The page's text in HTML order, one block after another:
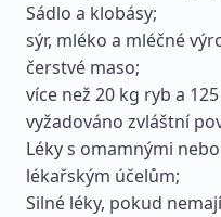
Sádlo a klobásy;
sýr, mléko a mléčné
čerstvé maso;
více než 20 kg ryb a
vyžadováno zvláštní
Léky s omamnými
lékařským účelům;
Silné léky, pokud